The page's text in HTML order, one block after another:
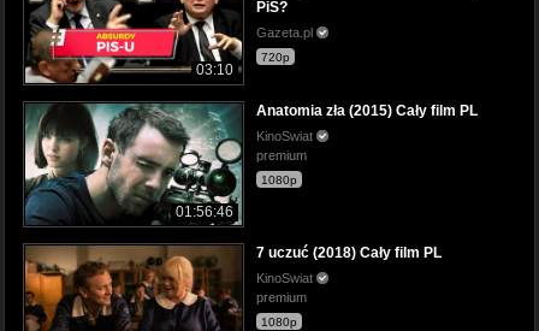
03:10
PiS?
Gazeta.pl
720p
01:56:46
Anatomia zła (2015) Cały film PL
KinoSwiat
premium
1080p
7 uczuć (2018) Cały film PL
KinoSwiat
premium
1080p